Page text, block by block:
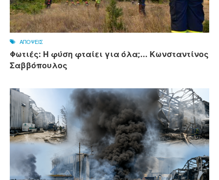
ΑΠΟΨΕΙΣ
Φωτιές: Η φύση φταίει για όλα;... Κωνσταντίνος
Σαββόπουλος